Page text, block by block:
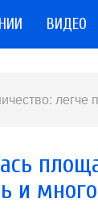
ВИДЕО
легче
и